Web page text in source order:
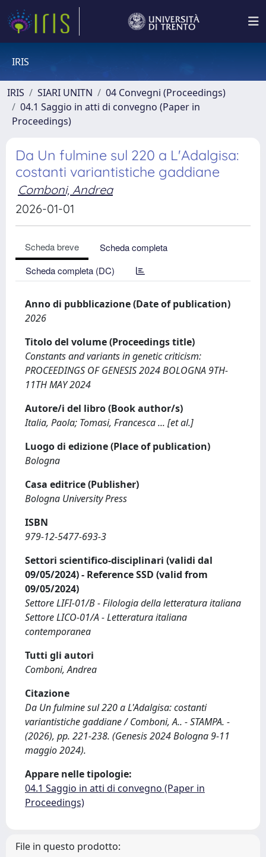
IRIS
IRIS SIARI UNITN
04 Convegni (Proceedings)
04.1 Saggio in atti di convegno (Paper in
Proceedings)
Da Un fulmine sul 220 a L'Adalgisa:
costanti variantistiche gaddiane
Comboni, Andrea
2026-01-01
Scheda breve
Scheda completa
Scheda completa (DC)
Anno di pubblicazione (Date of publication)
2026
Titolo del volume (Proceedings title)
Constants and variants in genetic criticism:
PROCEEDINGS OF GENESIS 2024 BOLOGNA 9TH-
11TH MAY 2024
Autore/i del libro (Book author/s)
Italia, Paola; Tomasi, Francesca ... [et al.]
Luogo di edizione (Place of publication)
Bologna
Casa editrice (Publisher)
Bologna University Press
ISBN
979-12-5477-693-3
Settori scientifico-disciplinari (validi dal
09/05/2024) - Reference SSD (valid from
09/05/2024)
Settore LIFI-01/B - Filologia della letteratura italiana
Settore LICO-01/A - Letteratura italiana
contemporanea
Tutti gli autori
Comboni, Andrea
Citazione
Da Un fulmine sul 220 a L'Adalgisa: costanti
variantistiche gaddiane / Comboni, A.. - STAMPA. -
(2026), pp. 221-238. (Genesis 2024 Bologna 9-11
maggio 2024).
Appare nelle tipologie:
04.1 Saggio in atti di convegno (Paper in
Proceedings)
File in questo prodotto: